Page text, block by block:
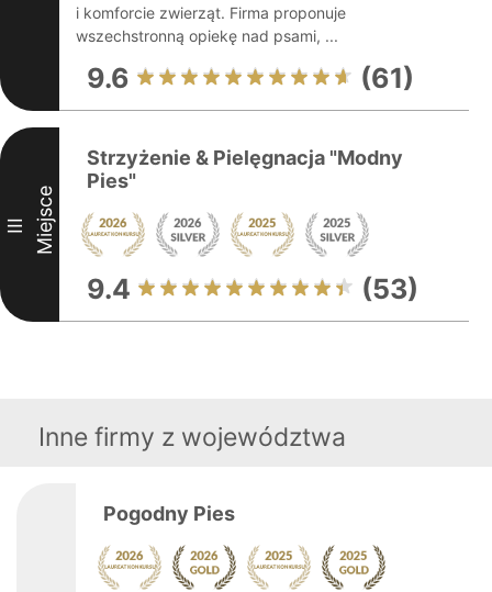
i komforcie zwierząt. Firma proponuje
wszechstronną opiekę nad psami, ...
9.6 (61)
III Miejsce
Strzyżenie & Pielęgnacja "Modny
Pies"
9.4 (53)
Inne firmy z województwa
Pogodny Pies